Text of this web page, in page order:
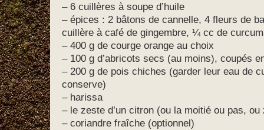
– 6 cuillères à soupe d’huile
– épices : 2 bâtons de cannelle, 4 fleurs de
cuillère à café de gingembre, ¼ cc de
– 400 g de courge orange au choix
– 100 g d’abricots secs (au moins), coupés
– 200 g de pois chiches (garder leur eau de
conserve)
– harissa
– le zeste d’un citron (ou la moitié ou pas, ou
– coriandre fraîche (optionnel)